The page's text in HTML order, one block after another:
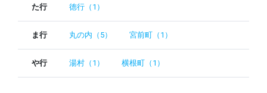
た行 徳行（1）
ま行 丸の内（5） 宮前町（1）
や行 湯村（1） 横根町（1）